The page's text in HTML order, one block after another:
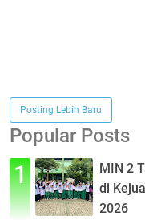
Posting Lebih Baru
Popular Posts
MIN 2
di
2026